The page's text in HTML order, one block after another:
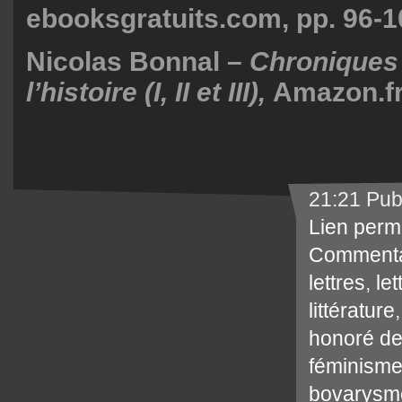
ebooksgratuits.com, pp. 96-
Nicolas Bonnal –
l’histoire (I, II et III),
21:21
Lien
lettres,
littérature
honoré
féminisme